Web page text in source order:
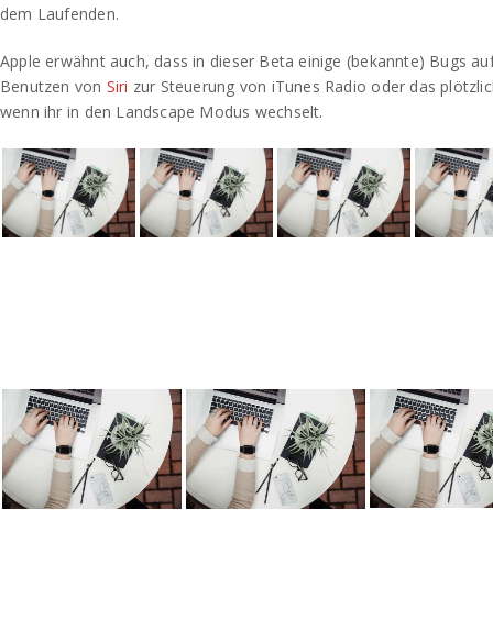
dem Laufenden.
Apple erwähnt auch, dass in dieser Beta einige (bekannte) Bugs
Benutzen von Siri zur Steuerung von iTunes Radio oder das
wenn ihr in den Landscape Modus wechselt.